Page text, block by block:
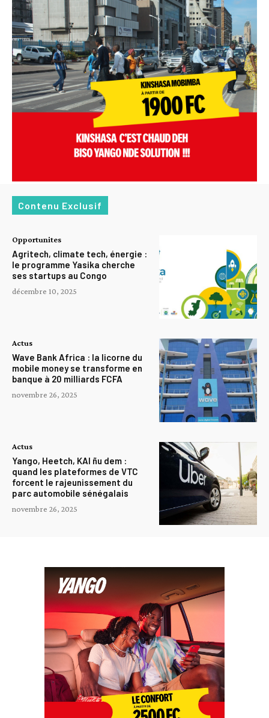
Contenu Exclusif
Opportunites
Agritech, climate tech, énergie :
le programme Yasika cherche
ses startups au Congo
décembre 10, 2025
Actus
Wave Bank Africa : la licorne du
mobile money se transforme en
banque à 20 milliards FCFA
novembre 26, 2025
Actus
Yango, Heetch, KAI ñu dem :
quand les plateformes de VTC
forcent le rajeunissement du
parc automobile sénégalais
novembre 26, 2025